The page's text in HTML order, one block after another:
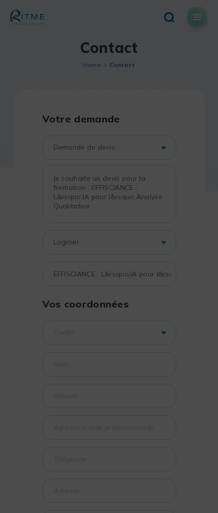
content
Contact
Home Contact
Votre demande
Vos coordonnées